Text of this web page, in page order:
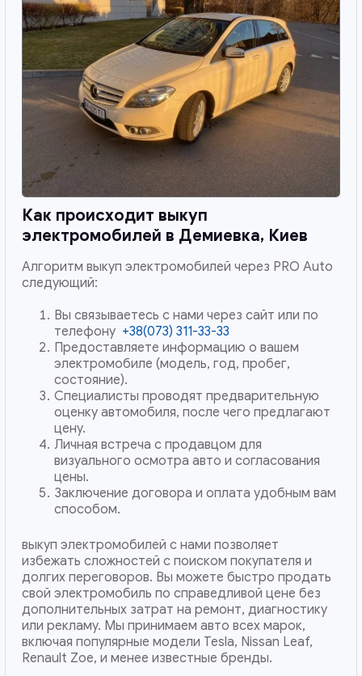
Как происходит выкуп
электромобилей в Демиевка, Киев
Алгоритм выкуп электромобилей через PRO Auto
следующий:
Вы связываетесь с нами через сайт или по
телефону +38(073) 311-33-33
Предоставляете информацию о вашем
электромобиле (модель, год, пробег,
состояние).
Специалисты проводят предварительную
оценку автомобиля, после чего предлагают
цену.
Личная встреча с продавцом для
визуального осмотра авто и согласования
цены.
Заключение договора и оплата удобным вам
способом.
выкуп электромобилей с нами позволяет
избежать сложностей с поиском покупателя и
долгих переговоров. Вы можете быстро продать
свой электромобиль по справедливой цене без
дополнительных затрат на ремонт, диагностику
или рекламу. Мы принимаем авто всех марок,
включая популярные модели Tesla, Nissan Leaf,
Renault Zoe, и менее известные бренды.